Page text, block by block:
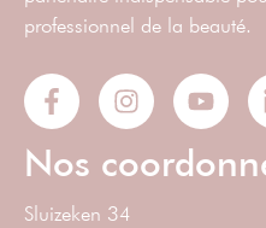
professionnel de la beauté.
Nos
Sluizeken 34